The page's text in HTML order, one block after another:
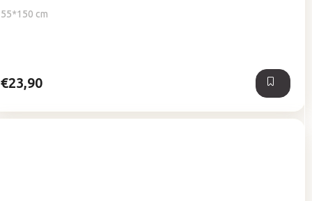
55*150 cm
€23,90